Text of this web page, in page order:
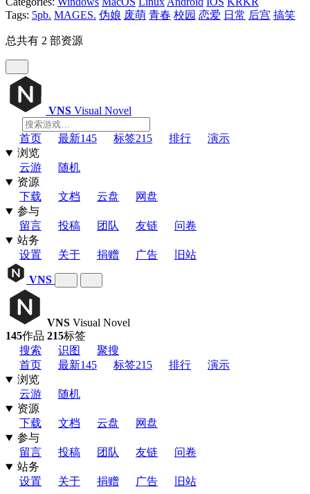
Tags: 5pb. MAGES. 伪娘 废萌 青春 校园 恋爱 日常 后宫 搞笑
总共有 2 部资源
VNS Visual Novel
首页 最新145 标签215 排行
演示
浏览
云游
随机
资源
下载
文档 云盘
网盘
参与
留言
投稿 团队 友链
问卷
站务
设置
关于 捐赠 广告 旧站
VNS
VNS Visual Novel
145作品 215标签
搜索
识图
聚搜
首页
最新145 标签215 排行
演示
浏览
云游
随机
资源
下载
文档 云盘
网盘
参与
留言
投稿 团队 友链
问卷
站务
设置
关于 捐赠 广告 旧站